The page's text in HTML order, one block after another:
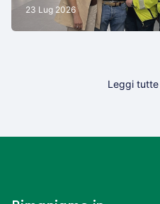
23 Lug 2026
Leggi